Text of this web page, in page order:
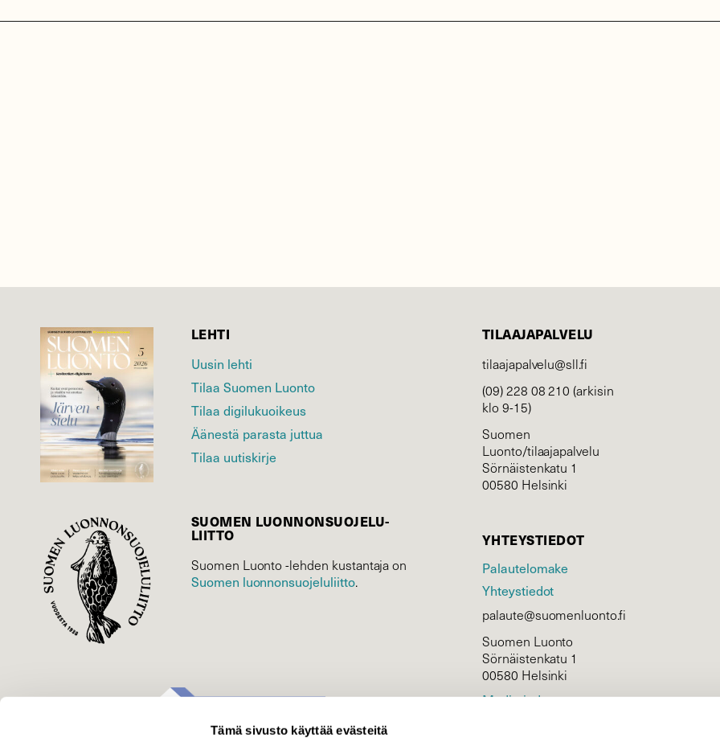
Tämä sivusto käyttää evästeitä
LEHTI
Uusin lehti
Tilaa Suomen Luonto
Tilaa digilukuoikeus
Äänestä parasta juttua
Tilaa uutiskirje
SUOMEN LUONNON­SUOJELU­
LIITTO
Suomen Luonto -lehden kustantaja on
Suomen luonnonsuojelu­liitto.
TILAAJAPALVELU
tilaajapalvelu@sll.fi
(09) 228 08 210 (arkisin
klo 9-15)
Suomen
Luonto/tilaajapalvelu
Sörnäistenkatu 1
00580 Helsinki
YHTEYSTIEDOT
Palautelomake
Yhteystiedot
palaute@suomenluonto.fi
Suomen Luonto
Sörnäistenkatu 1
00580 Helsinki
Mediatiedot